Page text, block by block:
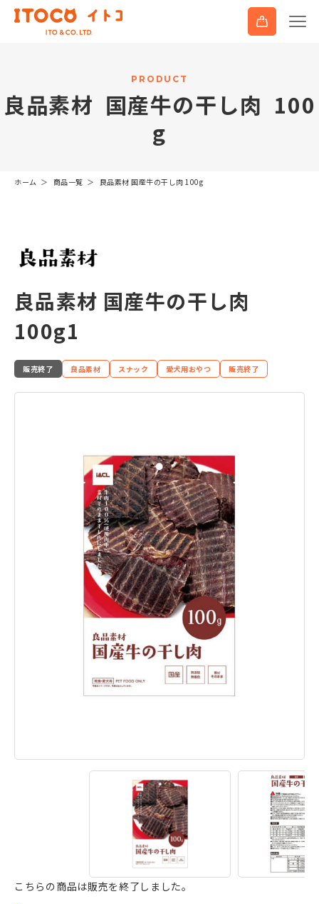
P R O D U C T
良品素材 国産牛の干し肉 100
g
ホーム 商品一覧 良品素材 国産牛の干し肉 100g
良品素材 国産牛の干し肉
100g1
販売終了 良品素材 スナック 愛犬用おやつ 販売終了
こちらの商品は販売を終了しました。